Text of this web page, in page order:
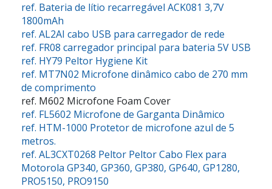
ref. Bateria de lítio recarregável ACK081 3,7V
1800mAh
ref. AL2AI cabo USB para carregador de rede
ref. FR08 carregador principal para bateria 5V USB
ref. HY79 Peltor Hygiene Kit
ref. MT7N02 Microfone dinâmico cabo de 270 mm
de comprimento
ref. M602 Microfone Foam Cover
ref. FL5602 Microfone de Garganta Dinâmico
ref. HTM-1000 Protetor de microfone azul de 5
metros.
ref. AL3CXT0268 Peltor Peltor Cabo Flex para
Motorola GP340, GP360, GP380, GP640, GP1280,
PRO5150, PRO9150